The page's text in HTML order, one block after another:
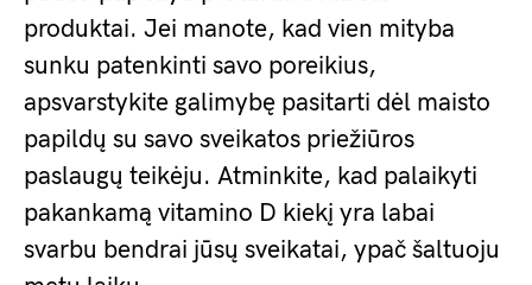
produktai. Jei manote, kad vien mityba
sunku patenkinti savo poreikius,
apsvarstykite galimybę pasitarti dėl maisto
papildų su savo sveikatos priežiūros
paslaugų teikėju. Atminkite, kad palaikyti
pakankamą vitamino D kiekį yra labai
svarbu bendrai jūsų sveikatai, ypač šaltuoju